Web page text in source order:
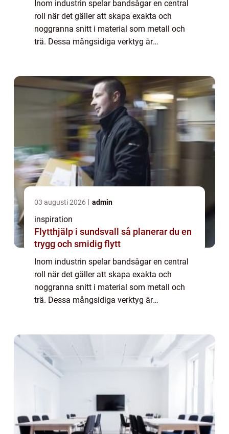
Inom industrin spelar bandsågar en central
roll när det gäller att skapa exakta och
noggranna snitt i material som metall och
trä. Dessa mångsidiga verktyg är
03 augusti 2026 admin
inspiration
Flytthjälp i sundsvall så planerar du en
trygg och smidig flytt
Inom industrin spelar bandsågar en central
roll när det gäller att skapa exakta och
noggranna snitt i material som metall och
trä. Dessa mångsidiga verktyg är